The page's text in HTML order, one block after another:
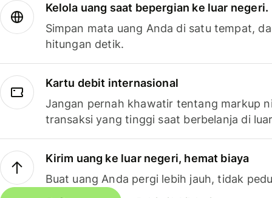
Kelola uang saat bepergian ke luar negeri.
Simpan mata uang Anda di satu tempat,
hitungan detik.
Kartu debit internasional
Jangan pernah khawatir tentang markup
transaksi yang tinggi saat berbelanja di
Kirim uang ke luar negeri, hemat biaya
Buat uang Anda pergi lebih jauh, tidak